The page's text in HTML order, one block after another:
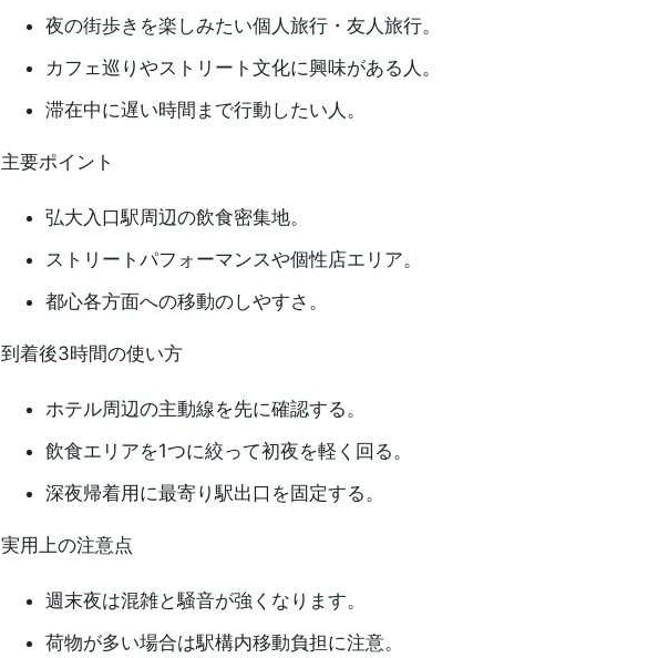
夜の街歩きを楽しみたい個人旅行・友人旅行。
カフェ巡りやストリート文化に興味がある人。
滞在中に遅い時間まで行動したい人。
主要ポイント
弘大入口駅周辺の飲食密集地。
ストリートパフォーマンスや個性店エリア。
都心各方面への移動のしやすさ。
到着後3時間の使い方
ホテル周辺の主動線を先に確認する。
飲食エリアを1つに絞って初夜を軽く回る。
深夜帰着用に最寄り駅出口を固定する。
実用上の注意点
週末夜は混雑と騒音が強くなります。
荷物が多い場合は駅構内移動負担に注意。